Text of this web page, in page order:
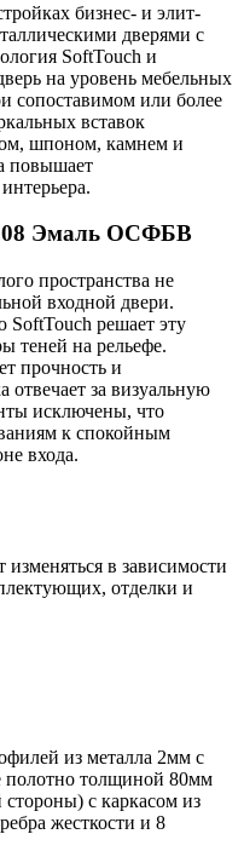
бизнес- и элит-
дверями с
SoftTouch и
на уровень мебельных
сопоставимом или более
вставок
шпоном, камнем и
повышает
Эмаль ОСФБВ
пространства не
входной двери.
SoftTouch решает эту
теней на рельефе.
прочность и
отвечает за визуальную
исключены, что
к спокойным
входа.
в зависимости
отделки и
из металла 2мм с
полотно толщиной 80мм
c каркасом из
жесткости и 8